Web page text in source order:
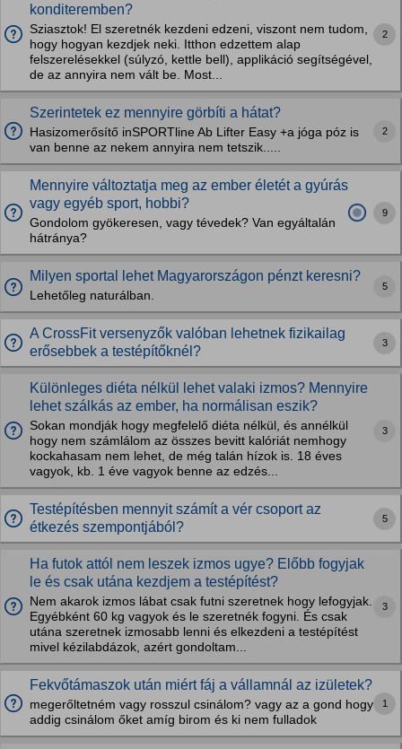
konditeremben?
Sziasztok! El szeretnék kezdeni edzeni, viszont nem tudom,
hogy hogyan kezdjek neki. Itthon edzettem alap
felszerelésekkel (súlyzó, kettle bell), applikáció segítségével,
de az annyira nem vált be. Most...
2
Szerintetek ez mennyire görbíti a hátat?
Hasizomerősítő inSPORTline Ab Lifter Easy +a jóga póz is
van benne az nekem annyira nem tetszik.....
2
Mennyire változtatja meg az ember életét a gyúrás
vagy egyéb sport, hobbi?
Gondolom gyökeresen, vagy tévedek? Van egyáltalán
hátránya?
9
Milyen sportal lehet Magyarországon pénzt keresni?
Lehetőleg naturálban.
5
A CrossFit versenyzők valóban lehetnek fizikailag
erősebbek a testépítőknél?
3
Különleges diéta nélkül lehet valaki izmos? Mennyire
lehet szálkás az ember, ha normálisan eszik?
Sokan mondják hogy megfelelő diéta nélkül, és annélkül
hogy nem számlálom az összes bevitt kalóriát nemhogy
kockahasam nem lehet, de még talán hízok is. 18 éves
vagyok, kb. 1 éve vagyok benne az edzés...
3
Testépítésben mennyit számít a vér csoport az
étkezés szempontjából?
5
Ha futok attól nem leszek izmos ugye? Előbb fogyjak
le és csak utána kezdjem a testépítést?
Nem akarok izmos lábat csak futni szeretnek hogy lefogyjak.
Egyébként 60 kg vagyok és le szeretnék fogyni. És csak
utána szeretnek izmosabb lenni és elkezdeni a testépítést
mivel kézilabdázok, azért gondoltam...
3
Fekvőtámaszok után miért fáj a vállamnál az izületek?
megerőltetném vagy rosszul csinálom? vagy az a gond hogy
addig csinálom őket amíg birom és ki nem fulladok
1